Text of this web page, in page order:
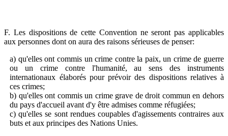
F. Les dispositions de cette Convention ne seront pas applicables
aux personnes dont on aura des raisons sérieuses de penser:
a) qu'elles ont commis un crime contre la paix, un crime de guerre
ou un crime contre l'humanité, au sens des instruments
internationaux élaborés pour prévoir des dispositions relatives à
ces crimes;
b) qu'elles ont commis un crime grave de droit commun en dehors
du pays d'accueil avant d'y être admises comme réfugiées;
c) qu'elles se sont rendues coupables d'agissements contraires aux
buts et aux principes des Nations Unies.